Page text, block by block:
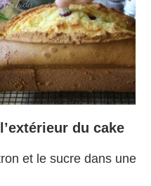
du cake
et le sucre dans une